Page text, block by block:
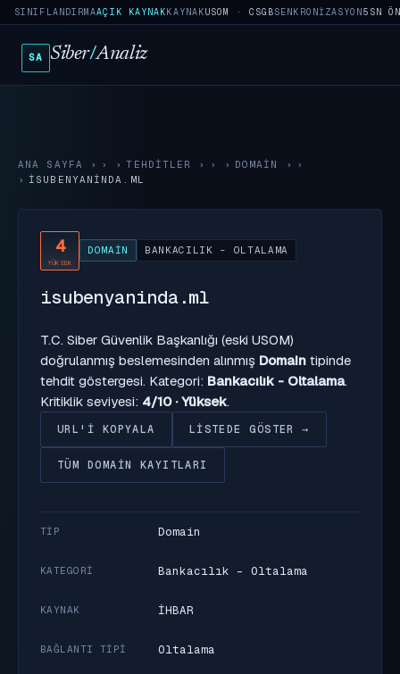
SINIFLANDIRMAAÇIK KAYNAKKAYNAKUSOM · CSGBSENKRONIZASYON5SN
SA Siber/Analiz
ANA SAYFA › TEHDITLER › DOMAIN
›
ISUBENYANINDA.ML
4
YÜKSEK
DOMAIN BANKACILIK - OLTALAMA
isubenyaninda.ml
T.C. Siber Güvenlik Başkanlığı (eski USOM)
doğrulanmış beslemesinden alınmış Domain tipinde
tehdit göstergesi. Kategori: Bankacılık - Oltalama.
Kritiklik seviyesi: 4/10 · Yüksek.
URL'I KOPYALA LISTEDE GÖSTER →
TÜM DOMAIN KAYITLARI
TIP Domain
KATEGORI Bankacılık - Oltalama
KAYNAK İHBAR
BAĞLANTI TIPI Oltalama